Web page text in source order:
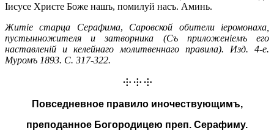
Іисусе Христе Боже нашъ, помилуй насъ. Аминь.
Житіе старца Серафима, Саровской обители іеромонаха,
пустынножителя и затворника (Съ приложеніемъ его
наставленій и келейнаго молитвеннаго правила). Изд. 4-е.
Муромъ 1893. С. 317-322.
⸭ ⸭ ⸭
Повседневное правило иночествующимъ,
преподанное Богородицею преп. Серафиму.